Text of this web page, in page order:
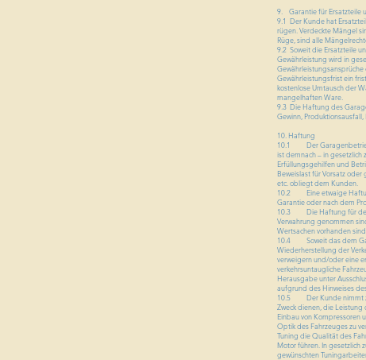
9. Garantie für Ersatzteile
9.1 Der Kunde hat
rügen. Verdeckte Mängel
Rüge, sind alle
9.2 Soweit die Ersatzteile
Gewährleistung wird in
Gewährleistungsfrist ein
kostenlose Umtausch der
mangelhaften Ware.
9.3 Die Haftung des
Gewinn,
10. Haftung
10.1 Der Garagenbetrieb
ist demnach – in gesetzlich
Erfüllungsgehilfen und
Beweislast für Vorsatz
etc. obliegt dem Kunden.
10.2 Eine etwaige
Garantie oder nach dem
10.3 Die Haftung für den
Verwahrung genommen
Wertsachen vorhanden sind.
10.4 Soweit das dem
Wiederherstellung der
verweigern und/oder eine
verkehrsuntaugliche
Herausgabe unter
aufgrund des Hinweises
10.5 Der Kunde nimmt
Zweck dienen, die
Einbau von Kompressoren
Optik des Fahrzeuges zu
Tuning die Qualität des
Motor führen. In gesetzlich
gewünschten